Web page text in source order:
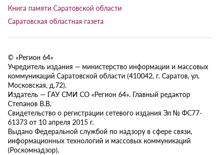
Книга памяти Саратовской области
Саратовская областная газета
© «Регион 64»
Учредитель издания — министерство информации и массовых
коммуникаций Саратовской области (410042, г. Саратов, ул.
Московская, д.72).
Издатель — ГАУ СМИ СО «Регион 64». Главный редактор
Степанов В.В.
Свидетельство о регистрации сетевого издания Эл № ФС77-
61373 от 10 апреля 2015 г.
Выдано Федеральной службой по надзору в сфере связи,
информационных технологий и массовых коммуникаций
(Роскомнадзор).